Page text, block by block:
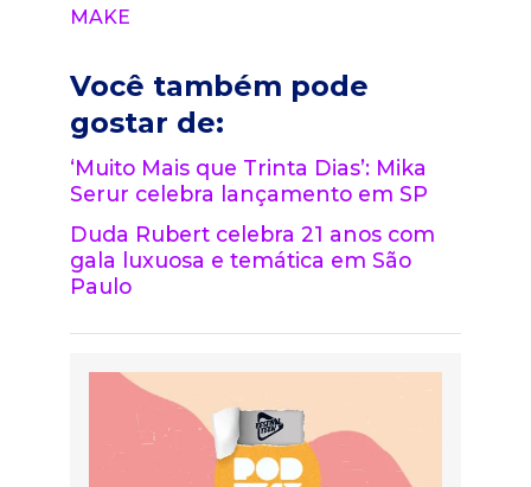
MAKE
Você também pode
gostar de:
‘Muito Mais que Trinta Dias’: Mika
Serur celebra lançamento em SP
Duda Rubert celebra 21 anos com
gala luxuosa e temática em São
Paulo